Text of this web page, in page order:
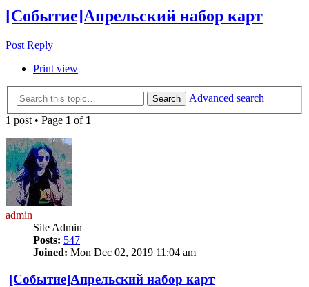
[Событие]Апрельский набор карт
Post Reply
Print view
Search
Advanced search
1 post • Page 1 of 1
admin
Site Admin
Posts: 547
Joined: Mon Dec 02, 2019 11:04 am
[Событие]Апрельский набор карт